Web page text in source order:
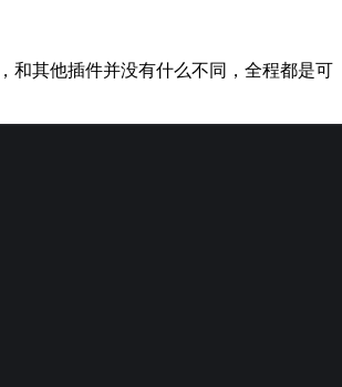
和其他插件并没有什么不同，全程都是可